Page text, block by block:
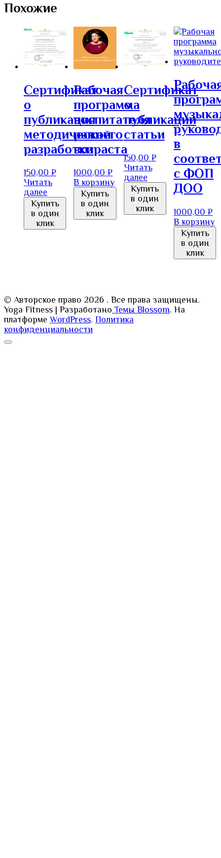
Похожие
Сертификат
о
публикация
методической
разработки
150,00 ₽
Читать
далее
Купить
в один
клик
Рабочая
программа
воспитателя
раннего
возраста
1000,00₽
В корзину
Купить
в один
клик
Сертификат
о
публикации
статьи
150,00 ₽
Читать
далее
Купить
в один
клик
в
с ФОП
ДОО
1000,00 ₽
В корзину
Купить
в один
клик
© Авторское право 2026 . Все права защищены.
Yoga Fitness | Разработано Темы Blossom. На
платформеWordPress. Политика
конфиденциальности